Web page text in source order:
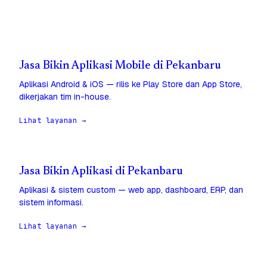
Jasa Bikin Aplikasi Mobile di Pekanbaru
Aplikasi Android & iOS — rilis ke Play Store dan App Store,
dikerjakan tim in-house.
Lihat layanan →
Jasa Bikin Aplikasi di Pekanbaru
Aplikasi & sistem custom — web app, dashboard, ERP, dan
sistem informasi.
Lihat layanan →